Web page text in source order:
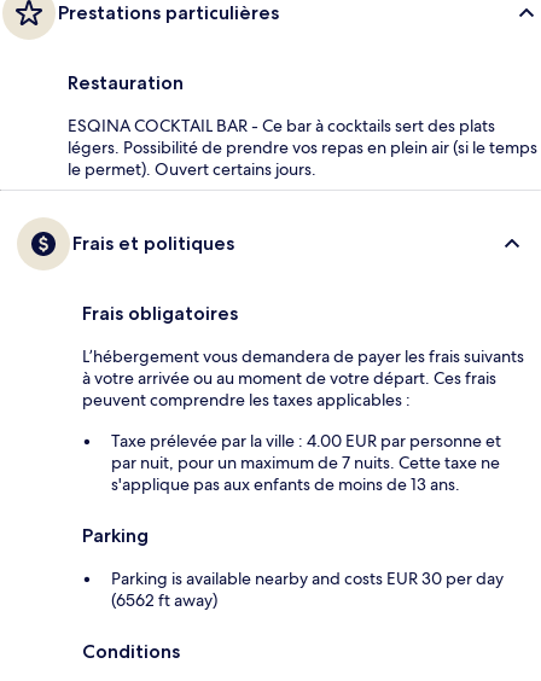
Prestations particulières
Restauration
ESQINA COCKTAIL BAR - Ce bar à cocktails sert des plats
légers. Possibilité de prendre vos repas en plein air (si le temps
le permet). Ouvert certains jours.
Frais et politiques
Frais obligatoires
L’hébergement vous demandera de payer les frais suivants
à votre arrivée ou au moment de votre départ. Ces frais
peuvent comprendre les taxes applicables :
Taxe prélevée par la ville : 4.00 EUR par personne et
par nuit, pour un maximum de 7 nuits. Cette taxe ne
s'applique pas aux enfants de moins de 13 ans.
Parking
Parking is available nearby and costs EUR 30 per day
(6562 ft away)
Conditions